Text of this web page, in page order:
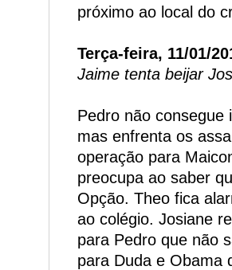
próximo ao local do
Terça-feira, 11/01/
Jaime tenta beijar
Pedro não
mas enfrenta os
operação para
preocupa ao saber
Opção. Theo fica
ao colégio. Josiane
para Pedro que não
para Duda e Obama